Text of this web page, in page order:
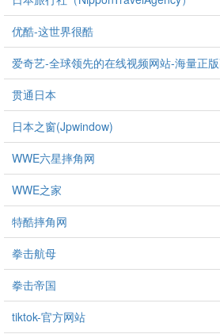
优酷-这世界很酷
爱奇艺-全球领先的在线视频网站-海量正
贯通日本
日本之窗(Jpwindow)
WWE六星摔角网
WWE之家
特酷摔角网
拳击航母
拳击帝国
tiktok-官方网站